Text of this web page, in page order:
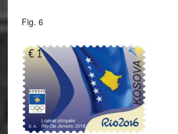
Fig. 6